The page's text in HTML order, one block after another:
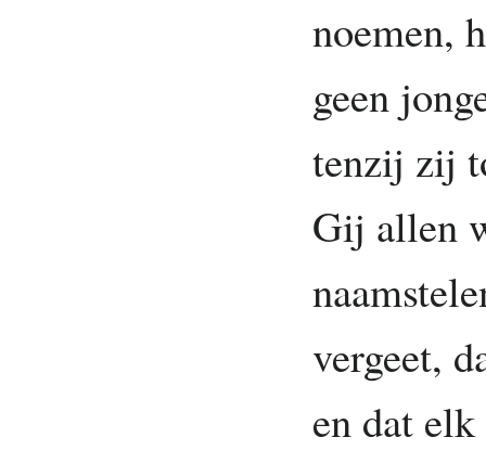
noemen,
geen
tenzij zij
Gij allen
vergeet,
en dat